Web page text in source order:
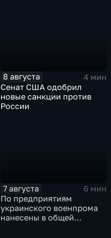
8 августа
4 мин
Сенат США одобрил
новые санкции против
России
7 августа
6 мин
По предприятиям
украинского военпрома
нанесены в общей